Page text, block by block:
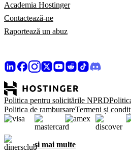
Academia Hostinger
Contactează-ne
Raportează un abuz
Politica pentru solicitările NPRD
Politica de rambursareTermeni și
și mai multe